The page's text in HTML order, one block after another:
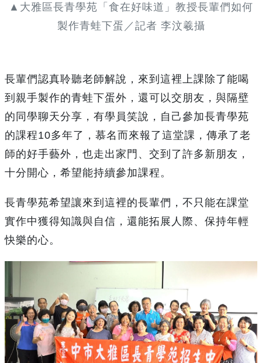
▲大雅區長青學苑「食在好味道」教授長輩們如何
製作青蛙下蛋／記者 李汶羲攝
長輩們認真聆聽老師解說，來到這裡上課除了能喝
到親手製作的青蛙下蛋外，還可以交朋友，與隔壁
的同學聊天分享，有學員笑說，自己參加長青學苑
的課程10多年了，慕名而來報了這堂課，傳承了老
師的好手藝外，也走出家門、交到了許多新朋友，
十分開心，希望能持續參加課程。
長青學苑希望讓來到這裡的長輩們，不只能在課堂
實作中獲得知識與自信，還能拓展人際、保持年輕
快樂的心。